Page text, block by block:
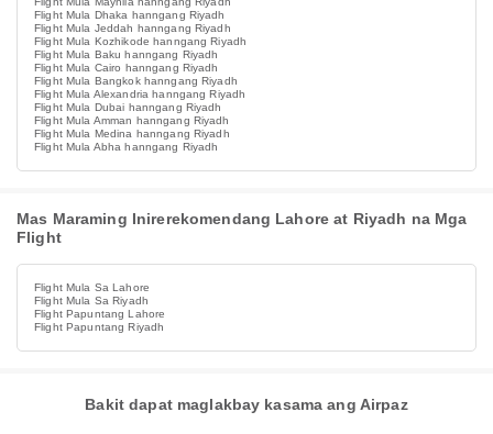
Flight Mula Dhaka hanngang Riyadh
Flight Mula Jeddah hanngang Riyadh
Flight Mula Kozhikode hanngang Riyadh
Flight Mula Baku hanngang Riyadh
Flight Mula Cairo hanngang Riyadh
Flight Mula Bangkok hanngang Riyadh
Flight Mula Alexandria hanngang Riyadh
Flight Mula Dubai hanngang Riyadh
Flight Mula Amman hanngang Riyadh
Flight Mula Medina hanngang Riyadh
Flight Mula Abha hanngang Riyadh
Mas Maraming Inirerekomendang Lahore at Riyadh na Mga
Flight
Flight Mula Sa Lahore
Flight Mula Sa Riyadh
Flight Papuntang Lahore
Flight Papuntang Riyadh
Bakit dapat maglakbay kasama ang Airpaz